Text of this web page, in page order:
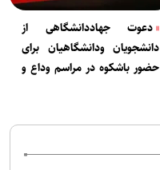
دعوت جهاددانشگاهی از
دانشجویان ودانشگاهیان برای
حضور باشکوه در مراسم وداع و